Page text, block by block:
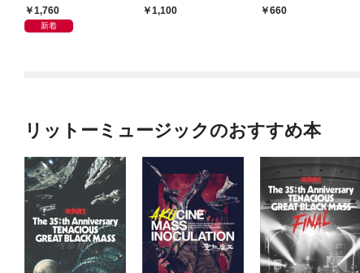
l.1068
1,760
新着
1,100
660
リットーミュージックのおすすめ本